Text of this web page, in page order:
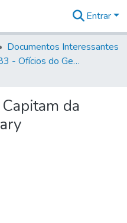
Entrar
Documentos Interessantes
Volume 83 - Ofícios do General Martim Lopes Lobo de Saldanha (Governador da Capitania): 1780- 1782
da